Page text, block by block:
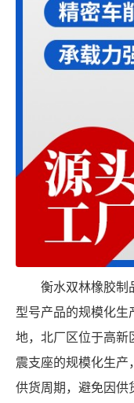
衡水双林橡胶制
型号产品的规模化生
地，北厂区位于高新
震支座的规模化生产
供货周期，避免因供